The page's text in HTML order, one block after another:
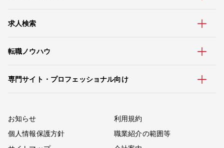
求人検索
転職ノウハウ
専門サイト・プロフェッショナル向け
お知らせ
利用規約
個人情報保護方針
職業紹介の範囲等